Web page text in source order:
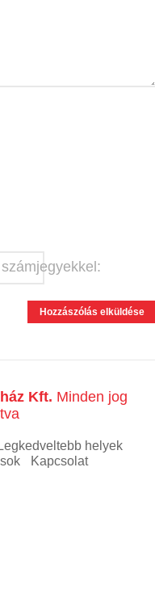
Kft. Minden jog
Legkedveltebb helyek
Kapcsolat